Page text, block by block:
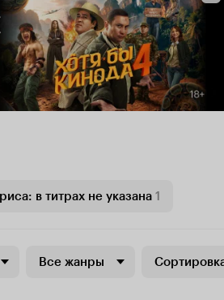
в титрах не указана 1
Все жанры